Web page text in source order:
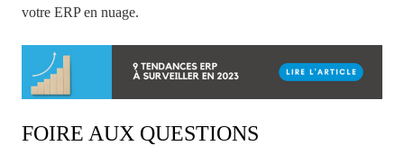
votre ERP en nuage.
FOIRE AUX QUESTIONS